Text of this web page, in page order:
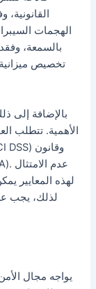
الهجمات
بالسمعة،
تخصيص ميزانية
بالإضافة إلى
الأهمية. تتطلب
لهذه المعايير
لذلك، يجب
يواجه مجال